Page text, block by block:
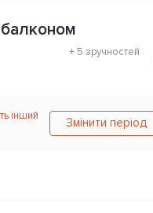
+ 5 зручностей
інший
Змінити період